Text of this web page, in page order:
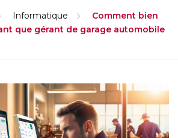
Informatique
Comment bien
que gérant de garage automobile